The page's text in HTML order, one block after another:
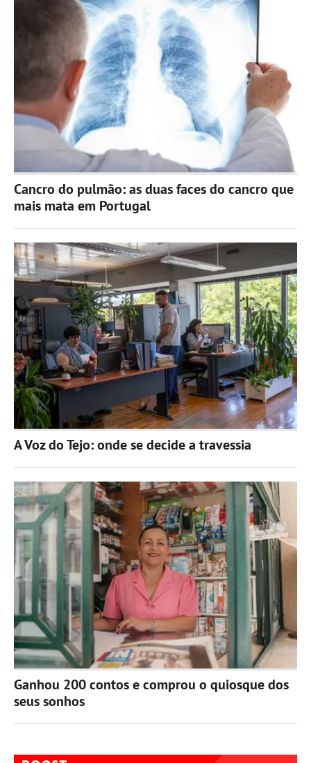
Cancro do pulmão: as duas faces do cancro que
mais mata em Portugal
A Voz do Tejo: onde se decide a travessia
Ganhou 200 contos e comprou o quiosque dos
seus sonhos